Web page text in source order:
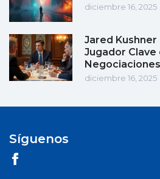
diciembre 16, 2025
Jared
Jugador Clave
diciembre 16, 2025
Síguenos